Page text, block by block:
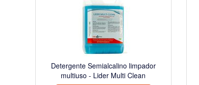
Detergente Semialcalino limpador
multiuso - Lider Multi Clean